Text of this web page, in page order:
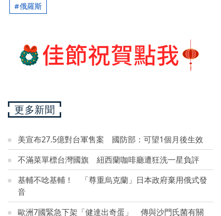
俄羅斯
更多新聞
美宣布27.5億對台軍售案 國防部：可望1個月後生效
不滿菜單標台灣國旗 紐西蘭咖啡廳遭狂洗一星負評
基輔不唸基輔！ 「尊重烏克蘭」日本政府棄用俄式發
音
歐洲7國緊急下架「健達出奇蛋」 傳與沙門氏菌有關